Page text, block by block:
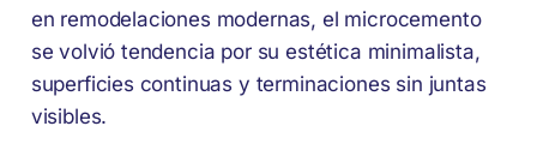
en remodelaciones modernas, el microcemento
se volvió tendencia por su estética minimalista,
superficies continuas y terminaciones sin juntas
visibles.